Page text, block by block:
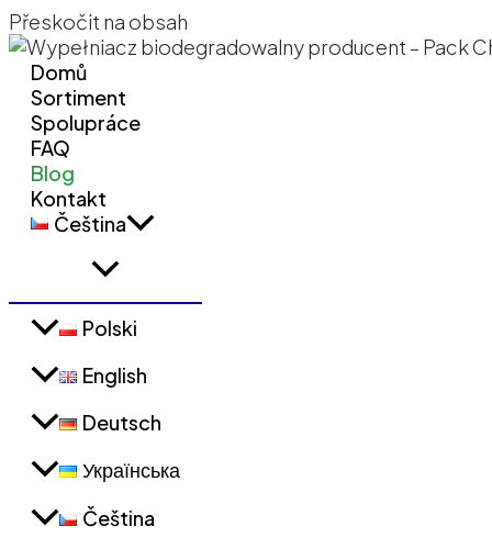
Přeskočit na obsah
Domů
Sortiment
Spolupráce
FAQ
Blog
Kontakt
Čeština
Polski
English
Deutsch
Українська
Čeština